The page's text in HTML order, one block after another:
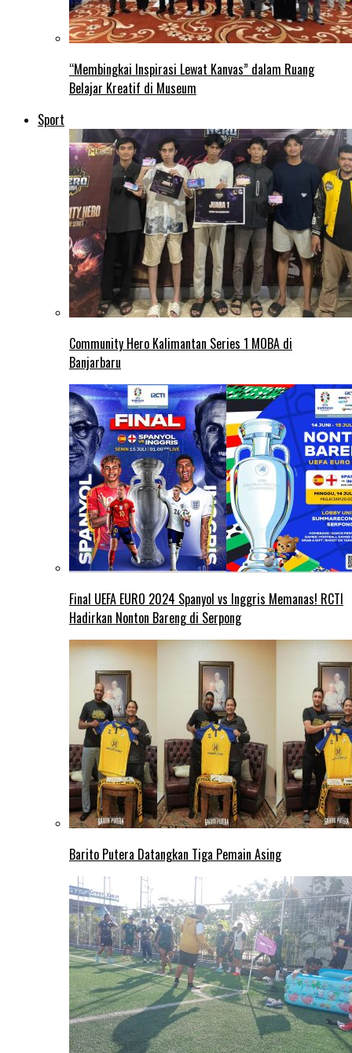
“Membingkai Inspirasi Lewat Kanvas” dalam Ruang
Belajar Kreatif di Museum
Sport
Community Hero Kalimantan Series 1 MOBA di
Banjarbaru
Final UEFA EURO 2024 Spanyol vs Inggris Memanas! RCTI
Hadirkan Nonton Bareng di Serpong
Barito Putera Datangkan Tiga Pemain Asing